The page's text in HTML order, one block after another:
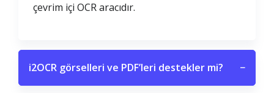
çevrim içi OCR aracıdır.
i2OCR görselleri ve PDF’leri destekler mi? −